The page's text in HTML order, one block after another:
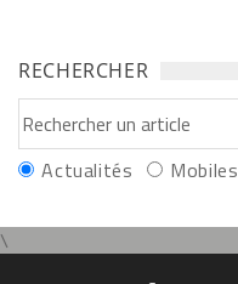
RECHERCHER
Actualités Mobiles
\